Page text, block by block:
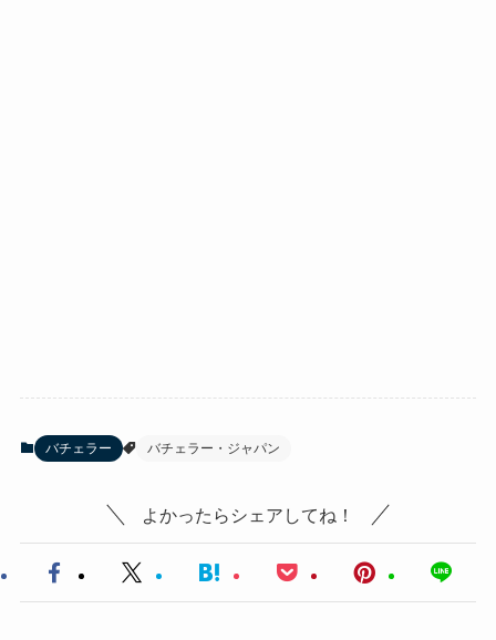
バチェラー バチェラー・ジャパン
よかったらシェアしてね！